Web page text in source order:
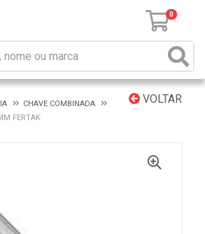
0
VOLTAR
CHAVE COMBINADA
FERTAK